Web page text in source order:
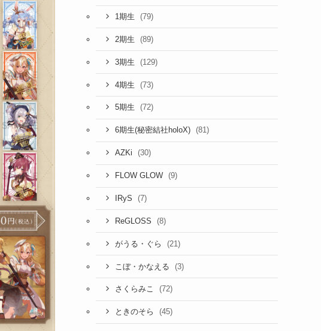
1期生 (79)
2期生 (89)
3期生 (129)
4期生 (73)
5期生 (72)
6期生(秘密結社holoX) (81)
AZKi (30)
FLOW GLOW (9)
IRyS (7)
ReGLOSS (8)
がうる・ぐら (21)
こぼ・かなえる (3)
さくらみこ (72)
ときのそら (45)